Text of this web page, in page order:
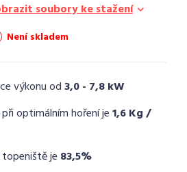
soubory ke stažení
Není skladem
výkonu od3,0 - 7,8 kW
optimálním hoření je1,6 Kg /
je 83,5%